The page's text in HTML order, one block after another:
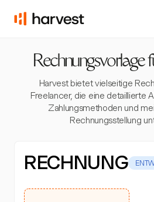
Rechnungsvorlage
Harvest bietet vielseitige
Freelancer, die eine detaillierte
Zahlungsmethoden und
Rechnungsstellung
RECHNUNG